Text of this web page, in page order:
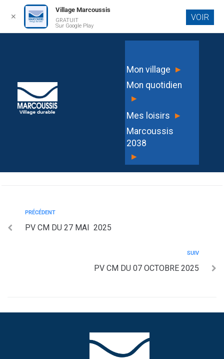
contenu
Mon village ▸
Mon quotidien
▸
Mes loisirs ▸
Marcoussis
2038
▸
PRÉCÉDENT
PV CM DU 27 MAI 2025
SUIV
PV CM DU 07 OCTOBRE 2025
✕
Village Marcoussis
GRATUIT
Sur Google Play
VOIR